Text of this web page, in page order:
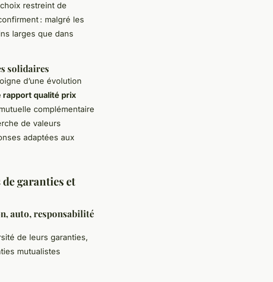
restreint de
: malgré les
larges que dans
solidaires
d’une évolution
rapport qualité prix
complémentaire
de valeurs
adaptées aux
garanties et
auto, responsabilité
de leurs garanties,
mutualistes